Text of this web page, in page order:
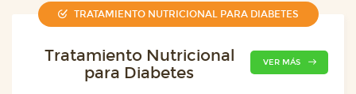
TRATAMIENTO NUTRICIONAL PARA DIABETES
Tratamiento Nutricional
para Diabetes
VER MÁS